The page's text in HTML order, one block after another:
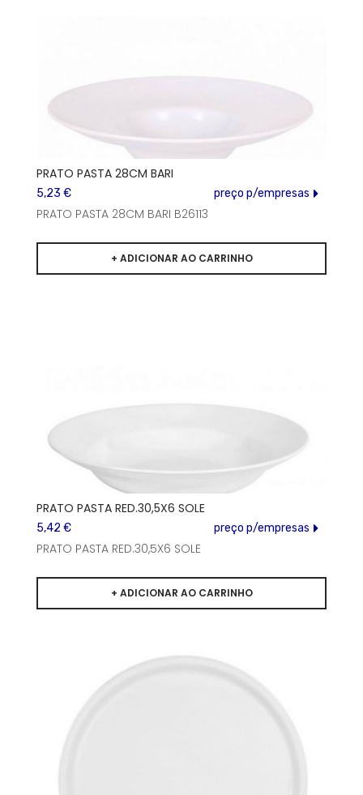
PRATO PASTA 28CM BARI
5,23 € preço p/empresas
PRATO PASTA 28CM BARI B26113
PRATO PASTA RED.30,5X6 SOLE
5,42 € preço p/empresas
PRATO PASTA RED.30,5X6 SOLE